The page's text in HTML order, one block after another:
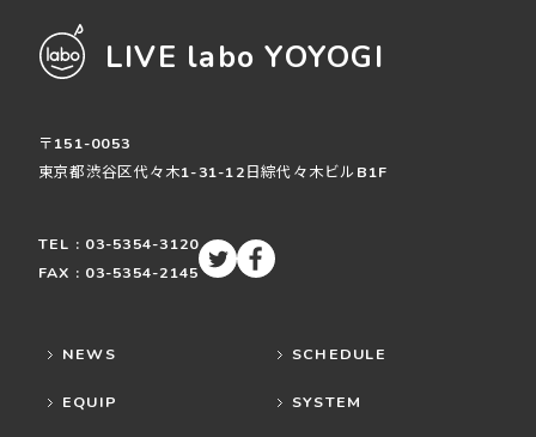
LIVE labo YOYOGI
〒151-0053
東京都渋谷区代々木1-31-12日綜代々木ビルB1F
TEL : 03-5354-3120
FAX : 03-5354-2145
NEWS SCHEDULE
EQUIP SYSTEM